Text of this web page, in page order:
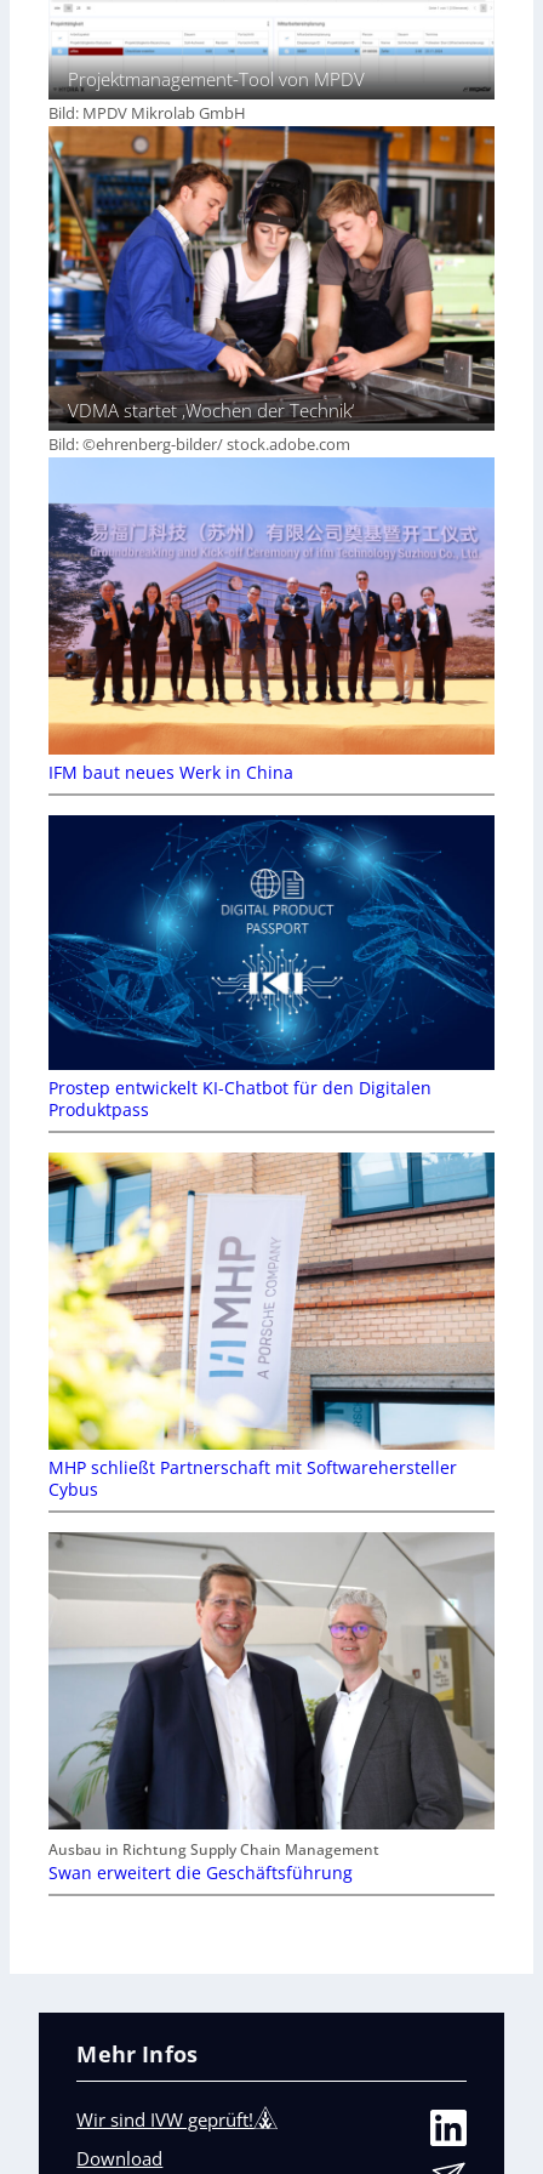
Projektmanagement-Tool von MPDV
Bild: MPDV Mikrolab GmbH
VDMA startet ‚Wochen der Technik‘
Bild: ©ehrenberg-bilder/ stock.adobe.com
IFM baut neues Werk in China
Prostep entwickelt KI-Chatbot für den Digitalen
Produktpass
MHP schließt Partnerschaft mit Softwarehersteller
Cybus
Ausbau in Richtung Supply Chain Management
Swan erweitert die Geschäftsführung
Mehr Infos
Wir sind IVW geprüft!
Download